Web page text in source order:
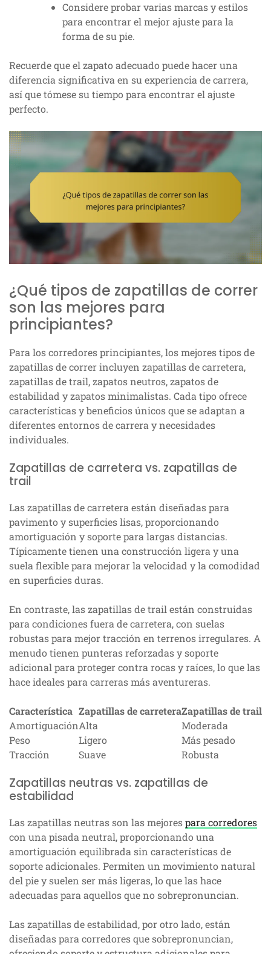
Considere probar varias marcas y estilos
para encontrar el mejor ajuste para la
forma de su pie.
Recuerde que el zapato adecuado puede hacer una
diferencia significativa en su experiencia de carrera,
así que tómese su tiempo para encontrar el ajuste
perfecto.
¿Qué tipos de zapatillas de correr
son las mejores para
principiantes?
Para los corredores principiantes, los mejores tipos de
zapatillas de correr incluyen zapatillas de carretera,
zapatillas de trail, zapatos neutros, zapatos de
estabilidad y zapatos minimalistas. Cada tipo ofrece
características y beneficios únicos que se adaptan a
diferentes entornos de carrera y necesidades
individuales.
Zapatillas de carretera vs. zapatillas de
trail
Las zapatillas de carretera están diseñadas para
pavimento y superficies lisas, proporcionando
amortiguación y soporte para largas distancias.
Típicamente tienen una construcción ligera y una
suela flexible para mejorar la velocidad y la comodidad
en superficies duras.
En contraste, las zapatillas de trail están construidas
para condiciones fuera de carretera, con suelas
robustas para mejor tracción en terrenos irregulares. A
menudo tienen punteras reforzadas y soporte
adicional para proteger contra rocas y raíces, lo que las
hace ideales para carreras más aventureras.
Característica Zapatillas de carreteraZapatillas de trail
AmortiguaciónAlta
Moderada
Peso
Ligero
Más pesado
Tracción
Suave Robusta
Zapatillas neutras vs. zapatillas de
estabilidad
Las zapatillas neutras son las mejorespara corredores
con una pisada neutral, proporcionando una
amortiguación equilibrada sin características de
soporte adicionales. Permiten un movimiento natural
del pie y suelen ser más ligeras, lo que las hace
adecuadas para aquellos que no sobrepronuncian.
Las zapatillas de estabilidad, por otro lado, están
diseñadas para corredores que sobrepronuncian,